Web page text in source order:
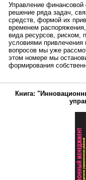
Управление финансовой
решение ряда задач,
средств, формой их
временем
вида ресурсов,
условиями привлечения
вопросов мы уже
этом номере мы
формирования
Книга: